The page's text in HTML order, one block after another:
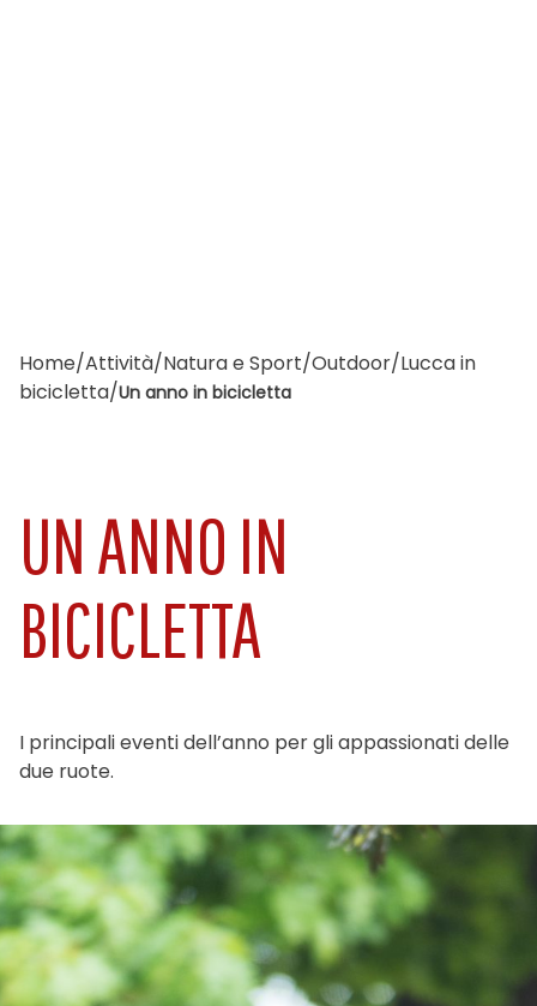
Home/Attività/Natura e Sport/Outdoor/Lucca in
bicicletta/Un anno in bicicletta
UN ANNO IN
BICICLETTA
I principali eventi dell’anno per gli appassionati delle
due ruote.